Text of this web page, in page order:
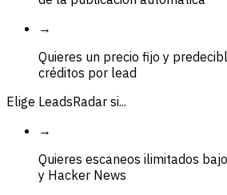
→
Quieres un precio fijo y
créditos por lead
Elige LeadsRadar si...
→
Quieres escaneos ilimitados
y Hacker News